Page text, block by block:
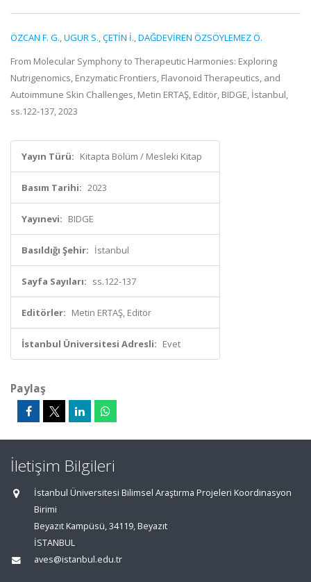
ÖZCAN F. G.,UGUR S.,ÇETİN İ.,DAĞDEVİREN ÖZSÖYLEMEZ Ö.
From Molecular Symphony to Therapeutic Harmonies: Exploring
Nutrigenomics, Enzymatic Frontiers, Flavonoid Therapeutics, and
Autoimmune Skin Challenges, Metin ERTAŞ, Editör, BIDGE, İstanbul,
ss.122-137, 2023
Yayın Türü: Kitapta Bölüm / Mesleki Kitap
Basım Tarihi: 2023
Yayınevi: BIDGE
Basıldığı Şehir: İstanbul
Sayfa Sayıları: ss.122-137
Editörler: Metin ERTAŞ, Editör
İstanbul Üniversitesi Adresli: Evet
Paylaş
İletişim Bilgileri
İstanbul Üniversitesi Bilimsel Araştırma Projeleri Koordinasyon
Birimi
Beyazıt Kampüsü, 34119, Beyazıt
İSTANBUL
aves@istanbul.edu.tr